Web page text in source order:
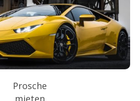
Prosche